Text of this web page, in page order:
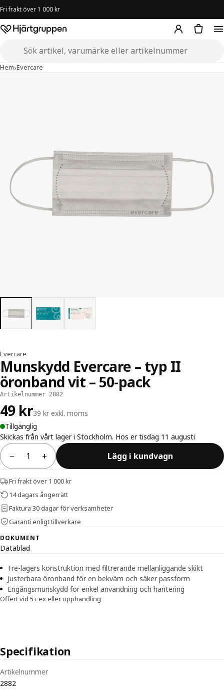
Fri frakt över 1 000 kr
Hjärtgruppen – startsida
Hem›Evercare
›Munskydd Evercare – typ II öronband vit – 50-pack
Evercare
Munskydd Evercare – typ II
öronband vit – 50-pack
Artikelnummer 2882
49 kr39 kr exkl. moms
Tillgänglig
Skickas från vårt lager i Stockholm. Hos er tisdag 11 augusti
− + Lägg i kundvagn
Fri frakt över 1 000 kr
14 dagars ångerrätt
Faktura 30 dagar för verksamheter
Garanti enligt tillverkare
DOKUMENT
Datablad
Tre-lagers konstruktion med filtrerande mellanliggande skikt
Justerbara öronband för en bekväm och säker passform
Engångsmunskydd för enkel användning och hantering
Offert vid 5+ ex eller upphandling
Specifikation
Artikelnummer
2882